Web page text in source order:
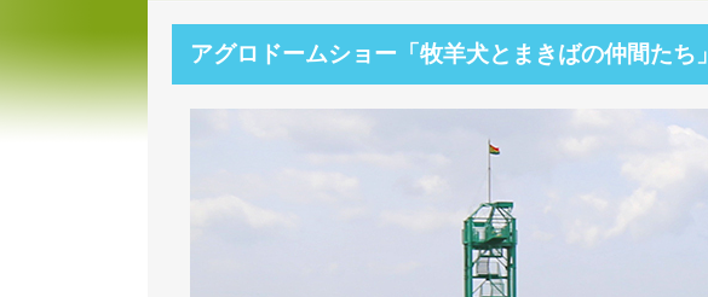
アグロドームショー「牧羊犬とまきばの仲間たち」